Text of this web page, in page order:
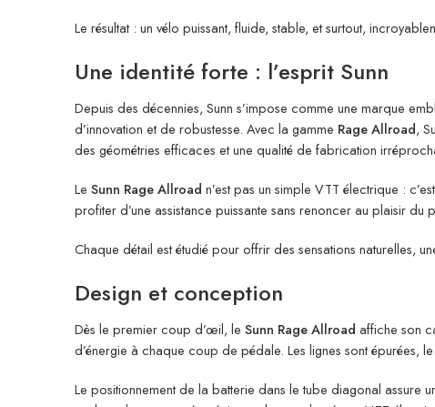
Le résultat : un vélo puissant, fluide, stable, et surtout,
Une identité forte : l’esprit Sunn
Depuis des décennies, Sunn s’impose comme une marque
d’innovation et de robustesse. Avec la gamme Rage Allroad,
des géométries efficaces et une qualité de fabrication
Le Sunn Rage Allroad n’est pas un simple VTT électrique :
profiter d’une assistance puissante sans renoncer au plaisir du
Chaque détail est étudié pour offrir des sensations naturelles,
Design et conception
Dès le premier coup d’œil, le Sunn Rage Allroad affiche son
d’énergie à chaque coup de pédale. Les lignes sont épurées,
Le positionnement de la batterie dans le tube diagonal assure